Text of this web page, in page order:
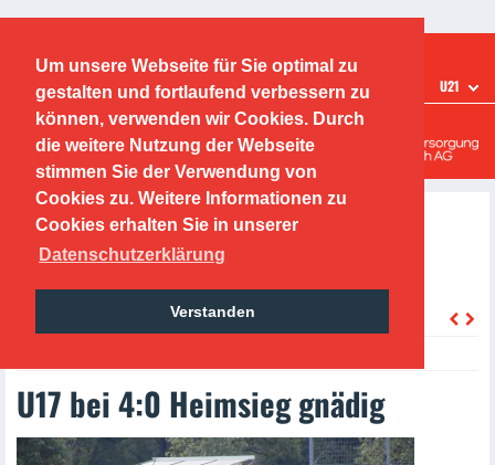
Um unsere Webseite für Sie optimal zu
gestalten und fortlaufend verbessern zu
können, verwenden wir Cookies. Durch
die weitere Nutzung der Webseite
stimmen Sie der Verwendung von
Cookies zu. Weitere Informationen zu
Cookies erhalten Sie in unserer
Datenschutzerklärung
Verstanden
TEAMS U21
Offenbacher Kickers
Leistungszentrum
U17 bei 4:0 Heimsieg gnädig